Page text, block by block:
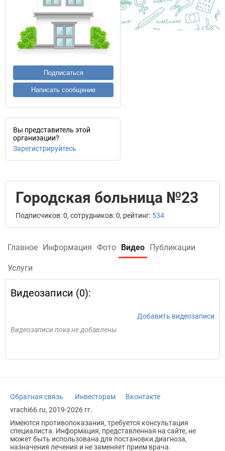
Подписаться
Написать сообщение
Вы представитель этой
организации?
Зарегистрируйтесь
Городская больница №23
Подписчиков: 0, сотрудников: 0, рейтинг: 534
Главное Информация Фото Видео Публикации
Услуги
Видеозаписи (0):
Добавить видеозаписи
Видеозаписи пока не добавлены
Обратная связь Инвесторам
Вконтакте
vrachi66.ru, 2019-2026 гг.
Имеются противопоказания, требуется консультация
специалиста. Информация, представленная на сайте, не
может быть использована для постановки диагноза,
назначения лечения и не заменяет прием врача.